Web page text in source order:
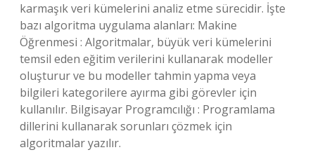
karmaşık veri kümelerini analiz etme sürecidir. İşte
bazı algoritma uygulama alanları: Makine
Öğrenmesi : Algoritmalar, büyük veri kümelerini
temsil eden eğitim verilerini kullanarak modeller
oluşturur ve bu modeller tahmin yapma veya
bilgileri kategorilere ayırma gibi görevler için
kullanılır. Bilgisayar Programcılığı : Programlama
dillerini kullanarak sorunları çözmek için
algoritmalar yazılır.